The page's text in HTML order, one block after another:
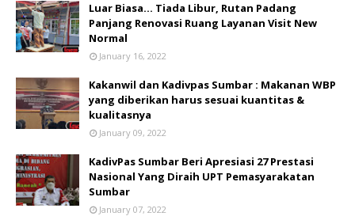
Luar Biasa... Tiada Libur, Rutan Padang
Panjang Renovasi Ruang Layanan Visit New
Normal
January 16, 2022
Kakanwil dan Kadivpas Sumbar : Makanan WBP
yang diberikan harus sesuai kuantitas &
kualitasnya
January 09, 2022
KadivPas Sumbar Beri Apresiasi 27 Prestasi
Nasional Yang Diraih UPT Pemasyarakatan
Sumbar
January 07, 2022